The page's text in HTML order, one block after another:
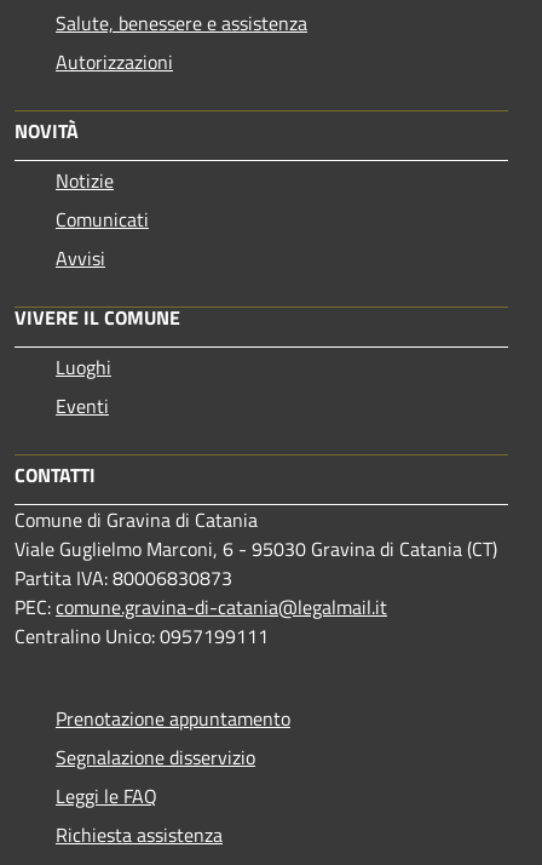
Salute, benessere e assistenza
Autorizzazioni
NOVITÀ
Notizie
Comunicati
Avvisi
VIVERE IL COMUNE
Luoghi
Eventi
CONTATTI
Comune di Gravina di Catania
Viale Guglielmo Marconi, 6 - 95030 Gravina di Catania (CT)
Partita IVA: 80006830873
PEC:comune.gravina-di-catania@legalmail.it
Centralino Unico: 0957199111
Prenotazione appuntamento
Segnalazione disservizio
Leggi le FAQ
Richiesta assistenza